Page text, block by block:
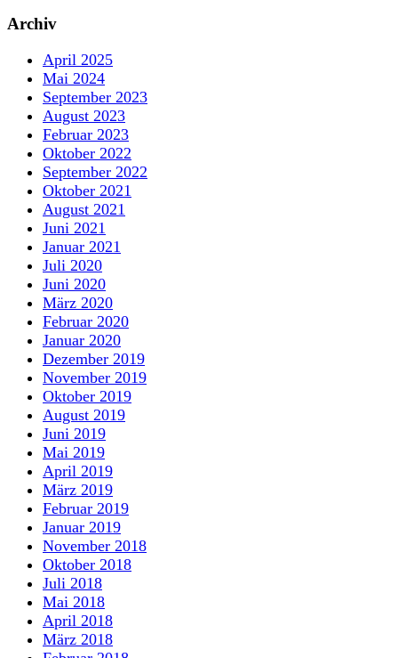
Archiv
April 2025
Mai 2024
September 2023
August 2023
Februar 2023
Oktober 2022
September 2022
Oktober 2021
August 2021
Juni 2021
Januar 2021
Juli 2020
Juni 2020
März 2020
Februar 2020
Januar 2020
Dezember 2019
November 2019
Oktober 2019
August 2019
Juni 2019
Mai 2019
April 2019
März 2019
Februar 2019
Januar 2019
November 2018
Oktober 2018
Juli 2018
Mai 2018
April 2018
März 2018